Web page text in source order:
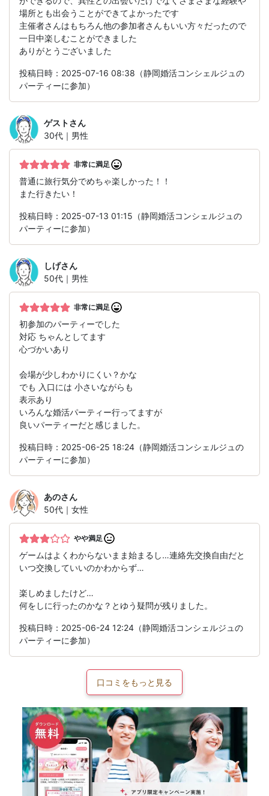
場所とも出会うことができてよかったです
主催者さんはもちろん他の参加者さんもいい方々だったので
一日中楽しむことができました
ありがとうございました
投稿日時：2025-07-16 08:38（静岡婚活コンシェルジュの
パーティーに参加）
ゲストさん
30代｜男性
非常に満足
普通に旅行気分でめちゃ楽しかった！！
また行きたい！
投稿日時：2025-07-13 01:15（静岡婚活コンシェルジュの
パーティーに参加）
しげさん
50代｜男性
非常に満足
初参加のパーティーでした
対応 ちゃんとしてます
心づかいあり
会場が少しわかりにくい？かな
でも 入口には 小さいながらも
表示あり
いろんな婚活パーティー行ってますが
良いパーティーだと感じました。
投稿日時：2025-06-25 18:24（静岡婚活コンシェルジュの
パーティーに参加）
あのさん
50代｜女性
やや満足
ゲームはよくわからないまま始まるし…連絡先交換自由だと
いつ交換していいのかわからず…
楽しめましたけど…
何をしに行ったのかな？とゆう疑問が残りました。
投稿日時：2025-06-24 12:24（静岡婚活コンシェルジュの
パーティーに参加）
口コミをもっと見る